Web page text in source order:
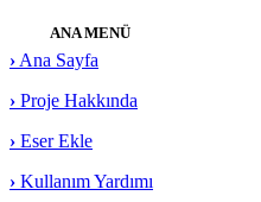
ANA MENÜ
› Ana Sayfa
› Proje Hakkında
› Eser Ekle
› Kullanım Yardımı